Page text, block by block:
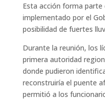
Esta acción forma parte
implementado por el
posibilidad de fuertes
Durante la reunión, los
primera autoridad
donde pudieron
reconstruiría el puente
permitió a los